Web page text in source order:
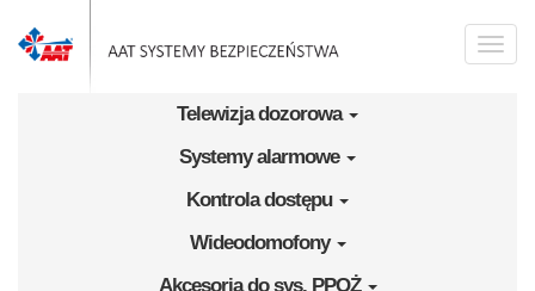
Toggle
Telewizja dozorowa
Systemy alarmowe
Kontrola dostępu
Wideodomofony
Akcesoria do sys. PPOŻ